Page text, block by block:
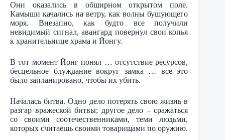
Они оказались в обширном открытом поле.
Камыши качались на ветру, как волны бушующего
моря. Внезапно, как будто все получили
невидимый сигнал, авангард повернул свои копья
к хранительнице храма и Йонгу.
В тот момент Йонг понял … отсутствие ресурсов,
бесцельное блуждание вокруг замка … все это
было запланировано, чтобы их убить.
Началась битва. Одно дело потерять свою жизнь в
разгар вражеской битвы; другое дело – сражаться
со своими соотечественниками, теми людьми,
которых считаешь своими товарищами по оружию.